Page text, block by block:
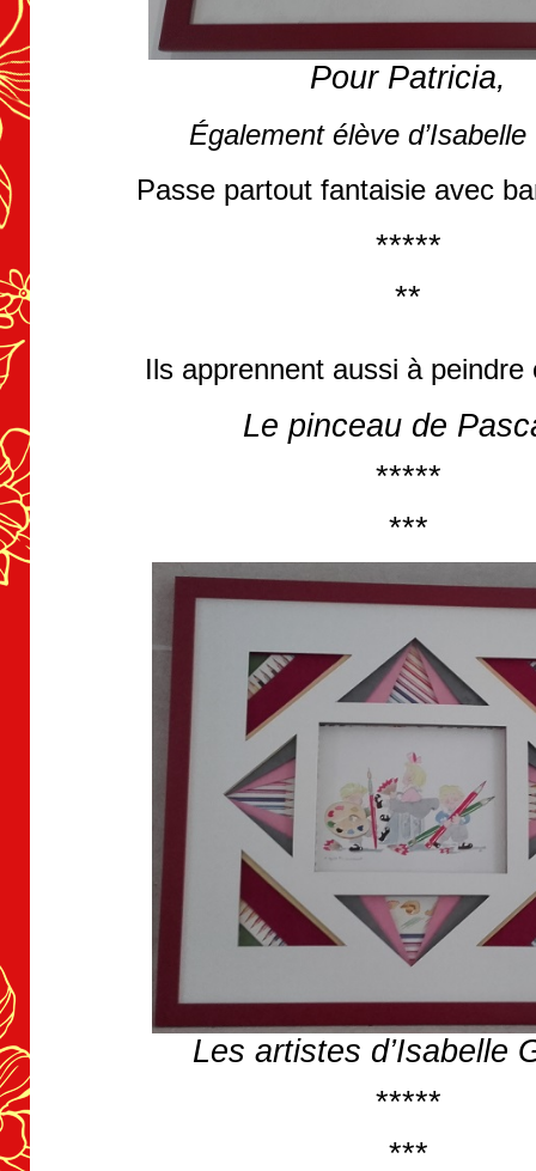
Pour Patricia,
Également élève
Passe partout fantaisie avec
*****
**
Ils apprennent aussi à peindre
Le pinceau de
*****
***
Les artistes d’Isabelle
*****
***